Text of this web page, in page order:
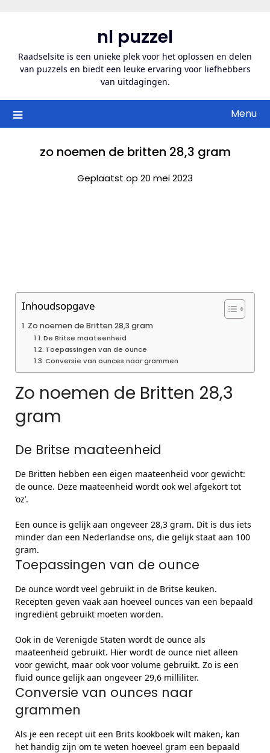
inhoud
nl puzzel
Raadselsite is een unieke plek voor het oplossen en delen
van puzzels en biedt een leuke ervaring voor liefhebbers
van uitdagingen.
Menu
zo noemen de britten 28,3 gram
Geplaatst op 20 mei 2023
Inhoudsopgave
Zo noemen de Britten 28,3 gram
De Britse maateenheid
Toepassingen van de ounce
Conversie van ounces naar grammen
Zo noemen de Britten 28,3
gram
De Britse maateenheid
De Britten hebben een eigen maateenheid voor gewicht:
de ounce. Deze maateenheid wordt ook wel afgekort tot
‘oz’.
Een ounce is gelijk aan ongeveer 28,3 gram. Dit is dus iets
minder dan een Nederlandse ons, die gelijk staat aan 100
gram.
Toepassingen van de ounce
De ounce wordt veel gebruikt in de Britse keuken.
Recepten geven vaak aan hoeveel ounces van een bepaald
ingrediënt gebruikt moeten worden.
Ook in de Verenigde Staten wordt de ounce als
maateenheid gebruikt. Hier wordt de ounce niet alleen
voor gewicht, maar ook voor volume gebruikt. Zo is een
fluid ounce gelijk aan ongeveer 29,6 milliliter.
Conversie van ounces naar
grammen
Als je een recept uit een Brits kookboek wilt maken, kan
het handig zijn om te weten hoeveel gram een bepaald